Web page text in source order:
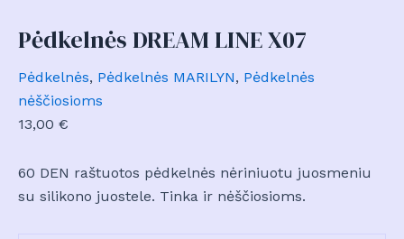
Pėdkelnės DREAM LINE X07
Pėdkelnės, Pėdkelnės MARILYN, Pėdkelnės
nėščiosioms
13,00 €
60 DEN raštuotos pėdkelnės nėriniuotu juosmeniu
su silikono juostele. Tinka ir nėščiosioms.